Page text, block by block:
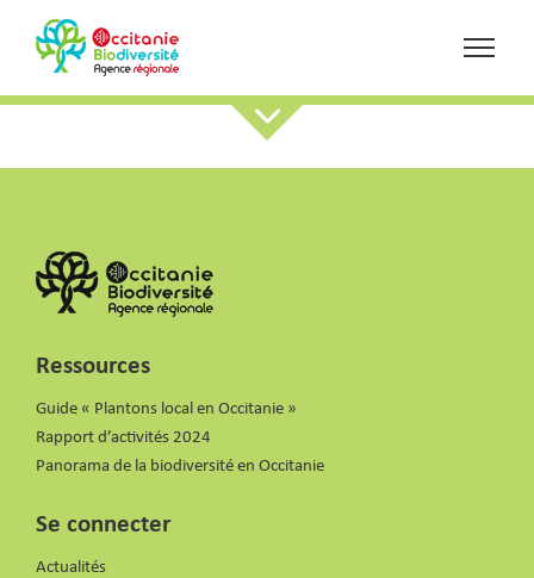
Ressources
Guide « Plantons local en Occitanie »
Rapport d’activités 2024
Panorama de la biodiversité en Occitanie
Se connecter
Actualités